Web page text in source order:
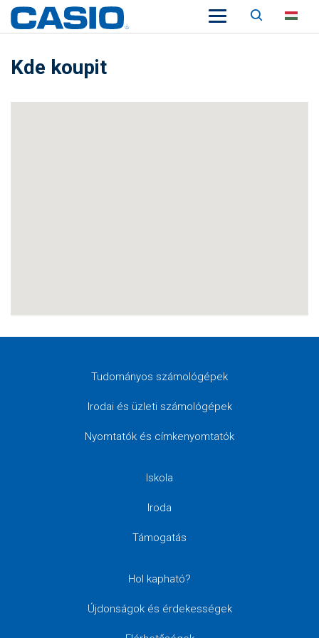
Keresés
Kde koupit
Tudományos számológépek
Irodai és üzleti számológépek
Nyomtatók és címkenyomtatók
Iskola
Iroda
Támogatás
Hol kapható?
Újdonságok és érdekességek